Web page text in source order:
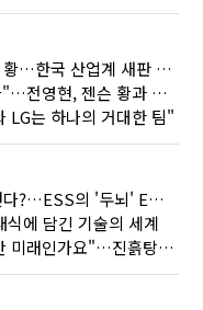
총수들 줄세운 젠슨 황…한국 산업계 새판 짰다
"결과로 보여주겠다"…전영현, 젠슨 황과 HBM5 논의
LG는 하나의 거대한 팀"
전기 창고도 돈을 번다?…ESS의 '두뇌' EMO가 뭐길래
식에 담긴 기술의 세계
"도로 위 자율주행만 미래인가요"…진흙탕서 길 내는 HD현대 AI 기술